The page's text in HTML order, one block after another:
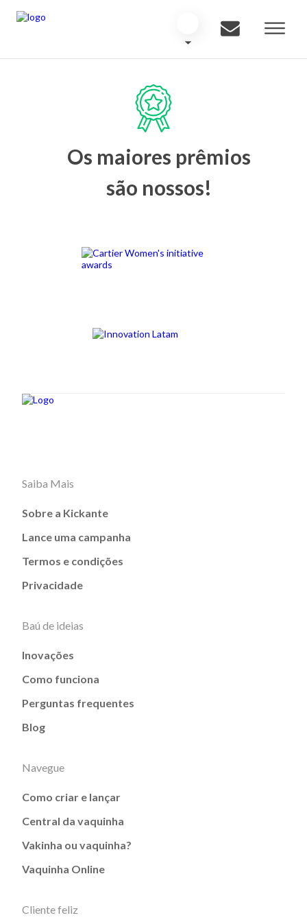
Os maiores prêmios
são nossos!
Saiba Mais
Sobre a Kickante
Lance uma campanha
Termos e condições
Privacidade
Baú de ideias
Inovações
Como funciona
Perguntas frequentes
Blog
Navegue
Como criar e lançar
Central da vaquinha
Vakinha ou vaquinha?
Vaquinha Online
Cliente feliz